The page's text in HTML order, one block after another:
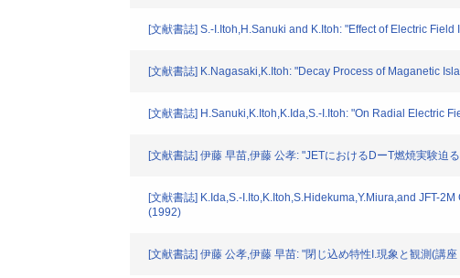
[文献書誌] S.-I.Itoh,H.Sanuki and K.Itoh: "Effect of Electric
[文献書誌] K.Nagasaki,K.Itoh: "Decay Process of Maganetic
[文献書誌] H.Sanuki,K.Itoh,K.Ida,S.-I.Itoh: "On Radial Electric
[文献書誌] 伊藤 早苗,伊藤 公孝: "JETにおけるDーT燃焼実験迫
[文献書誌] K.Ida,S.-I.Ito,K.Itoh,S.Hidekuma,Y.Miura,and JFT-
(1992)
[文献書誌] 伊藤 公孝,伊藤 早苗: "閉じ込め特性I.現象と観測(講